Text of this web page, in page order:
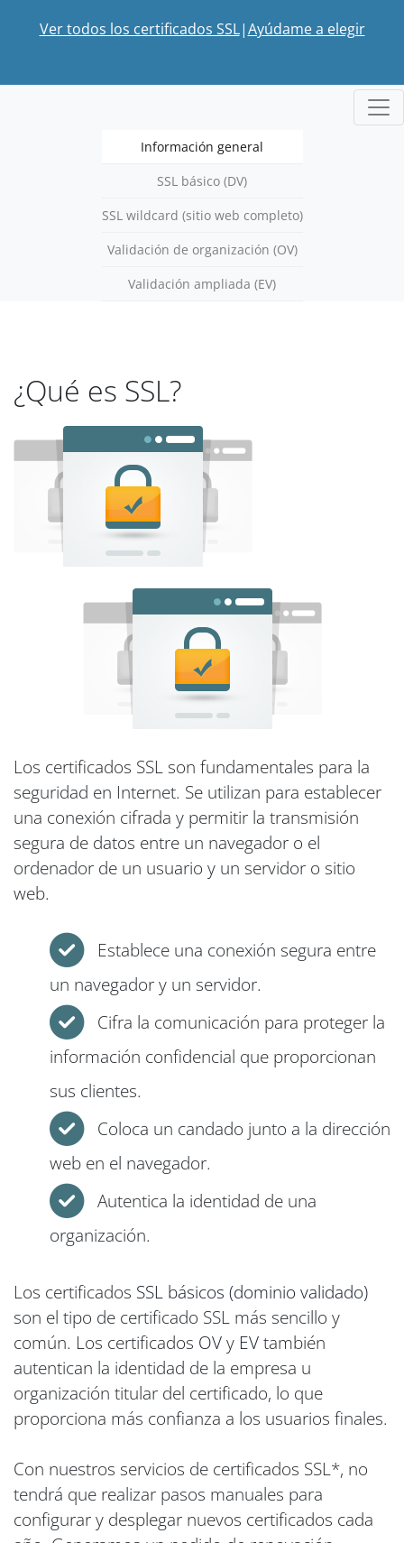
Ver todos los certificados SSL|Ayúdame a elegir
Información general
SSL básico (DV)
SSL wildcard (sitio web completo)
Validación de organización (OV)
Validación ampliada (EV)
¿Qué es SSL?
Los certificados SSL son fundamentales para la
seguridad en Internet. Se utilizan para establecer
una conexión cifrada y permitir la transmisión
segura de datos entre un navegador o el
ordenador de un usuario y un servidor o sitio
web.
Establece una conexión segura entre
un navegador y un servidor.
Cifra la comunicación para proteger la
información confidencial que proporcionan
sus clientes.
Coloca un candado junto a la dirección
web en el navegador.
Autentica la identidad de una
organización.
Los certificados SSL básicos (dominio validado)
son el tipo de certificado SSL más sencillo y
común. Los certificados OVy EVtambién
autentican la identidad de la empresa u
organización titular del certificado, lo que
proporciona más confianza a los usuarios finales.
Con nuestros servicios de certificados SSL*, no
tendrá que realizar pasos manuales para
configurar y desplegar nuevos certificados cada